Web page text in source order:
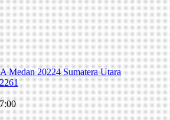
Medan 20224 Sumatera Utara